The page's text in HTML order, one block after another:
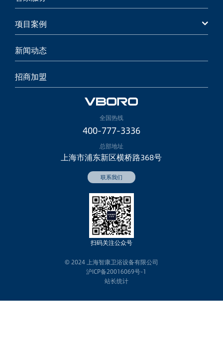
项目案例
新闻动态
招商加盟
全国热线
400-777-3336
总部地址
上海市浦东新区横桥路368号
扫码关注公众号
© 2024 上海智康卫浴设备有限公司
沪ICP备20016069号-1
站长统计